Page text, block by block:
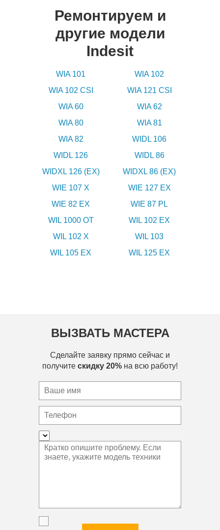
Ремонтируем и
другие модели
Indesit
WIA 101
WIA 102
WIA 102 CSI
WIA 121 CSI
WIA 60
WIA 62
WIA 80
WIA 81
WIA 82
WIDL 106
WIDL 126
WIDL 86
WIDXL 126 (EX)
WIDXL 86 (EX)
WIE 107 X
WIE 127 EX
WIE 82 EX
WIE 87 PL
WIL 1000 OT
WIL 102 EX
WIL 102 X
WIL 103
WIL 105 EX
WIL 125 EX
ВЫЗВАТЬ МАСТЕРА
Сделайте заявку прямо сейчас и
получите скидку 20% на всю работу!